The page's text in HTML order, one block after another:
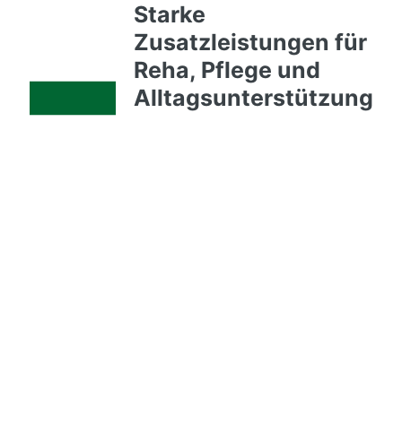
Starke
Zusatzleistungen für
Reha, Pflege und
Alltagsunterstützung